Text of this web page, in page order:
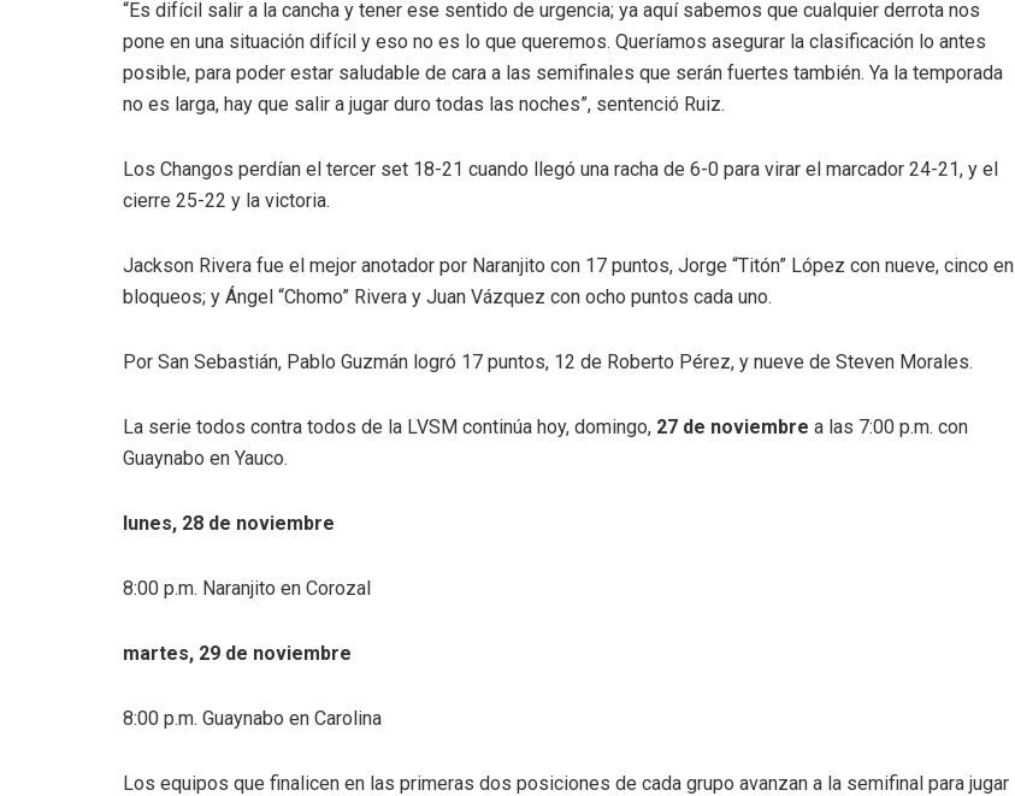
“Es difícil salir a la cancha y tener ese sentido de urgencia; ya aquí sabemos que cualquier derrota nos
pone en una situación difícil y eso no es lo que queremos. Queríamos asegurar la clasificación lo antes
posible, para poder estar saludable de cara a las semifinales que serán fuertes también. Ya la temporada
no es larga, hay que salir a jugar duro todas las noches”, sentenció Ruiz.
Los Changos perdían el tercer set 18-21 cuando llegó una racha de 6-0 para virar el marcador 24-21, y el
cierre 25-22 y la victoria.
Jackson Rivera fue el mejor anotador por Naranjito con 17 puntos, Jorge “Titón” López con nueve, cinco en
bloqueos; y Ángel “Chomo” Rivera y Juan Vázquez con ocho puntos cada uno.
Por San Sebastián, Pablo Guzmán logró 17 puntos, 12 de Roberto Pérez, y nueve de Steven Morales.
La serie todos contra todos de la LVSM continúa hoy, domingo, 27 de noviembre a las 7:00 p.m. con
Guaynabo en Yauco.
lunes, 28 de noviembre
8:00 p.m. Naranjito en Corozal
martes, 29 de noviembre
8:00 p.m. Guaynabo en Carolina
Los equipos que finalicen en las primeras dos posiciones de cada grupo avanzan a la semifinal para jugar